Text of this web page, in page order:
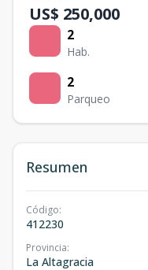
US$ 250,000
2
Hab.
2
Parqueo
Resumen
Código:
412230
Provincia:
La Altagracia